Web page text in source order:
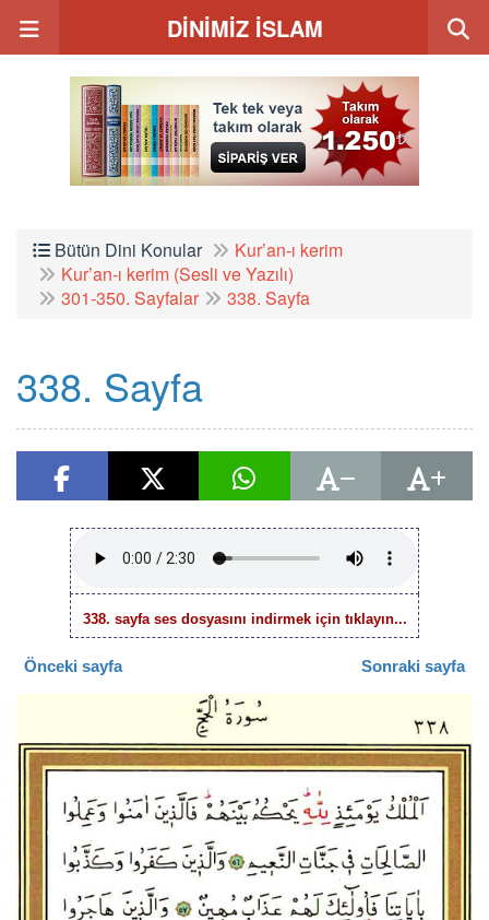
DİNİMİZ İSLAM
Bütün Dini Konular
Kur’an-ı kerim
Kur’an-ı kerim (Sesli ve Yazılı)
301-350. Sayfalar
338. Sayfa
338. Sayfa
338. sayfa ses dosyasını indirmek için tıklayın...
Önceki sayfa Sonraki sayfa